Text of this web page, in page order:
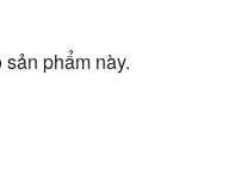
phẩm này.